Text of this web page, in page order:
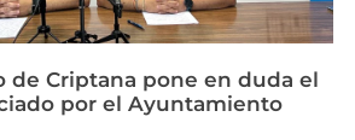
de Criptana pone en duda el
por el Ayuntamiento